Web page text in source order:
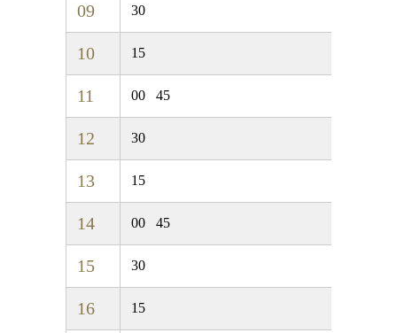
09 30
10 15
11 00 45
12 30
13 15
14 00 45
15 30
16 15